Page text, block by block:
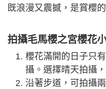
既浪漫又震撼，是賞櫻
拍攝毛馬櫻之宮櫻花
櫻花滿開的日子只
攝。選擇晴天拍攝
沿著步道，可拍攝